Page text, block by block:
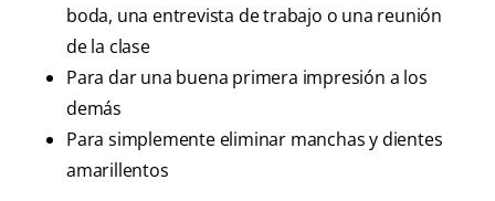
boda, una entrevista de trabajo o una reunión
de la clase
Para dar una buena primera impresión a los
demás
Para simplemente eliminar manchas y dientes
amarillentos